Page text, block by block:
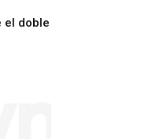
el doble